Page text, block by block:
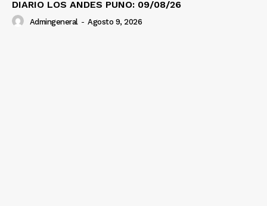
DIARIO LOS ANDES PUNO: 09/08/26
Admingeneral - Agosto 9, 2026